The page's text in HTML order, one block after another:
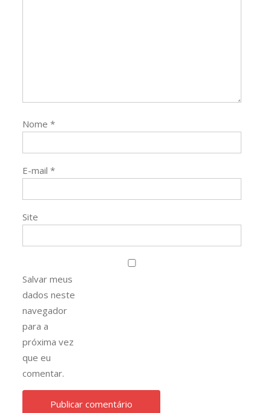
Nome*
E-mail*
Site
Salvar meus
dados neste
navegador
para a
próxima vez
que eu
comentar.